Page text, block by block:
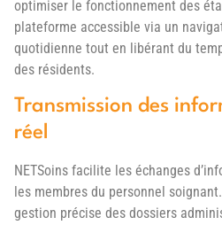
optimiser le fonctionnement des
plateforme accessible via un
quotidienne tout en libérant du
des résidents.
Transmission des
réel
NETSoins facilite les échanges
les membres du personnel
gestion précise des dossiers